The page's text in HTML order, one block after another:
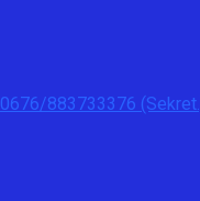
0676/883733376